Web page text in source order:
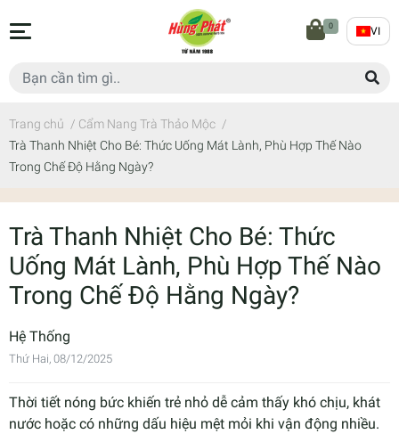
0 VI
Trang chủ / Cẩm Nang Trà Thảo Mộc /
Trà Thanh Nhiệt Cho Bé: Thức Uống Mát Lành, Phù Hợp Thế Nào
Trong Chế Độ Hằng Ngày?
Trà Thanh Nhiệt Cho Bé: Thức
Uống Mát Lành, Phù Hợp Thế Nào
Trong Chế Độ Hằng Ngày?
Hệ Thống
Thứ Hai, 08/12/2025
Thời tiết nóng bức khiến trẻ nhỏ dễ cảm thấy khó chịu, khát
nước hoặc có những dấu hiệu mệt mỏi khi vận động nhiều.